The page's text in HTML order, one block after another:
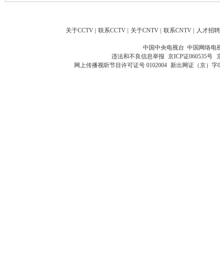
关于CCTV | 联系CCTV | 关于CNTV | 联系CNTV | 人才招聘
中国中央电视台 中国网络电
违法和不良信息举报 京ICP证060535号
网上传播视听节目许可证号 0102004 新出网证（京）